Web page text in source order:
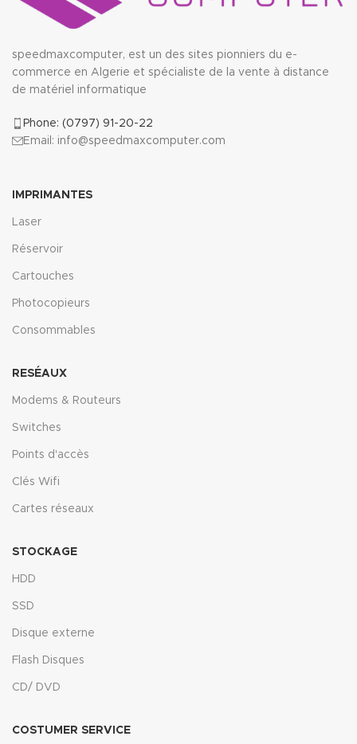
speedmaxcomputer, est un des sites pionniers du e-
commerce en Algerie et spécialiste de la vente à distance
de matériel informatique
Phone: (0797) 91-20-22
Email: info@speedmaxcomputer.com
IMPRIMANTES
Laser
Réservoir
Cartouches
Photocopieurs
Consommables
RESÉAUX
Modems & Routeurs
Switches
Points d'accès
Clés Wifi
Cartes réseaux
STOCKAGE
HDD
SSD
Disque externe
Flash Disques
CD/ DVD
COSTUMER SERVICE